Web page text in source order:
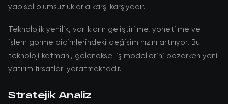
yapısal olumsuzluklarla karşı karşıyadır.
Teknolojik yenilik, varlıkların geliştirilme, yönetilme ve
işlem görme biçimlerindeki değişim hızını artırıyor. Bu
teknoloji katmanı, geleneksel iş modellerini bozarken yeni
yatırım fırsatları yaratmaktadır.
Stratejik Analiz